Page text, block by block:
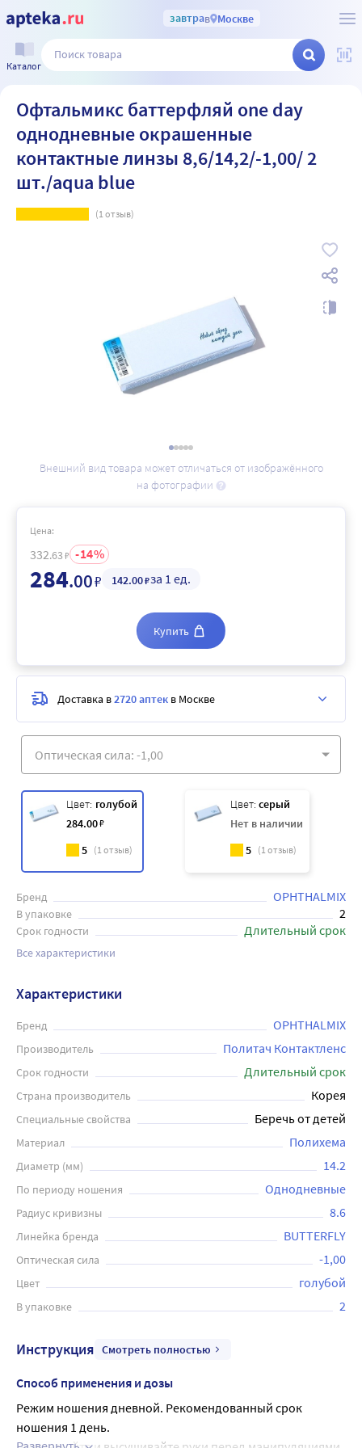
завтрав Москве
Каталог
Офтальмикс баттерфляй one day
однодневные окрашенные
контактные линзы 8,6/14,2/-1,00/ 2
шт./aqua blue
(1отзыв)
Внешний вид товара может отличаться от изображённого
на фотографии
Цвет: голубой
284.00₽
5 (1отзыв)
Цвет: серый
Нет в наличии
5
(1отзыв)
Бренд OPHTHALMIX
В упаковке 2
Срок годности Длительный срок
Все характеристики
Цена:
332.63 ₽ 14
284.00₽ 142.00₽за 1 ед.
Купить
Доставка в2720 аптек в Москве
Характеристики
Бренд OPHTHALMIX
Производитель Политач Контактленс
Срок годности Длительный срок
Страна производитель Корея
Специальные свойства Беречь от детей
Материал Полихема
Диаметр (мм) 14.2
По периоду ношения Однодневные
Радиус кривизны 8.6
Линейка бренда BUTTERFLY
Оптическая сила -1,00
Цвет голубой
В упаковке 2
Инструкция Смотреть полностью
Способ применения и дозы
Режим ношения дневной. Рекомендованный срок
ношения 1 день.